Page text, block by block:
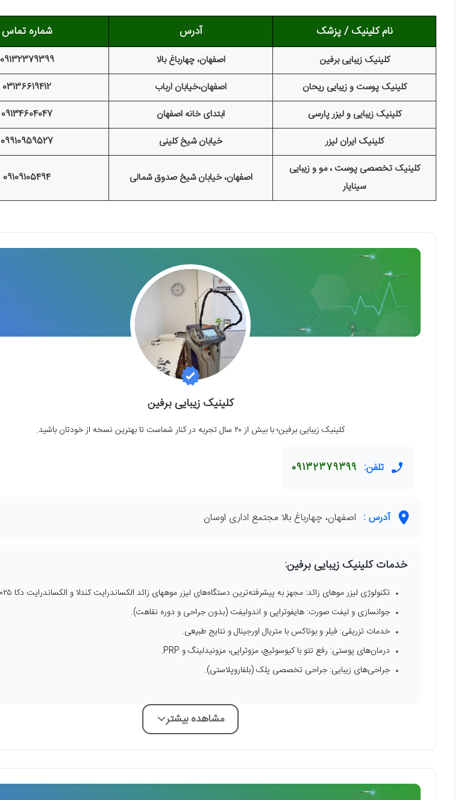
نام کلینیک / پزشک آدرس شماره تماس
کلینیک زیبایی برفین اصفهان، چهارباغ بالا
09132379399
کلینیک پوست و زیبایی ریحان
اصفهان،خیابان ارباب
03136619412
کلینیک زیبایی و لیزر پارسی
ابتدای خانه اصفهان
09134604047
کلینیک ایران لیزر
خیابان شیخ کلینی
09910959527
کلینیک تخصصی پوست ، مو و زیبایی
سینایار
اصفهان، خیابان شیخ صدوق شمالی 09109105494
کلینیک زیبایی برفین
کلینیک زیبایی برفین؛ با بیش از ۲۰ سال تجربه در کنار شماست تا بهترین نسخه از خودتان باشید.
تلفن: 09132379399
آدرس : اصفهان، چهارباغ بالا مجتمع اداری اوسان
خدمات کلینیک زیبایی برفین:
تکنولوژی لیزر موهای زائد: مجهز به پیشرفته‌ترین دستگاه‌های لیزر موههای زائد الکساندرایت کندلا و الکساندرایت دکا ۲۰۲۵.
جوانسازی و لیفت صورت: هایفوتراپی و اندولیفت (بدون جراحی و دوره نقاهت).
خدمات تزریقی: فیلر و بوتاکس با متریال اورجینال و نتایج طبیعی.
درمان‌های پوستی: رفع تتو با کیوسوئیچ، مزوتراپی، مزونیدلینگ و PRP.
جراحی‌های زیبایی: جراحی تخصصی پلک (بلفاروپلاستی).
مشاهده بیشتر